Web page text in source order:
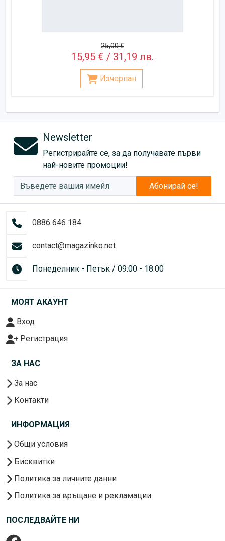
25,00 €
15,95 € / 31,19 лв.
Изчерпан
Newsletter
Регистрирайте се, за да получавате първи
най-новите промоции!
Абонирай се!
0886 646 184
contact@magazinko.net
Понеделник - Петък / 09:00 - 18:00
МОЯТ АКАУНТ
Вход
Регистрация
ЗА НАС
За нас
Контакти
ИНФОРМАЦИЯ
Общи условия
Бисквитки
Политика за личните данни
Политика за връщане и рекламации
ПОСЛЕДВАЙТЕ НИ